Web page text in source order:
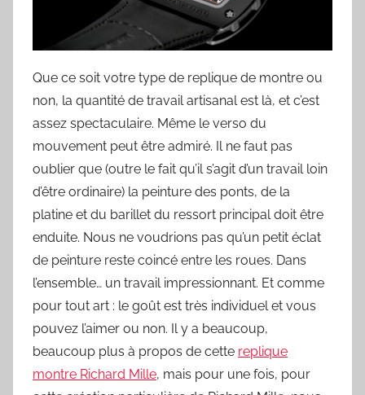
Que ce soit votre type de replique de montre ou
non, la quantité de travail artisanal est là, et c’est
assez spectaculaire. Même le verso du
mouvement peut être admiré. Il ne faut pas
oublier que (outre le fait qu’il s’agit d’un travail loin
d’être ordinaire) la peinture des ponts, de la
platine et du barillet du ressort principal doit être
enduite. Nous ne voudrions pas qu’un petit éclat
de peinture reste coincé entre les roues. Dans
l’ensemble… un travail impressionnant. Et comme
pour tout art : le goût est très individuel et vous
pouvez l’aimer ou non. Il y a beaucoup,
beaucoup plus à propos de cette replique
montre Richard Mille, mais pour une fois, pour